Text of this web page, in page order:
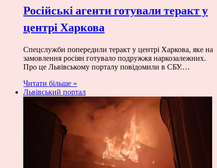
Російські агенти готували теракт у
центрі Харкова
Спецслужби попередили теракт у центрі Харкова, яке на
замовлення росіян готувало подружжя наркозалежних.
Про це Львівському порталу повідомили в СБУ.…
Читати більше »
Львівський портал